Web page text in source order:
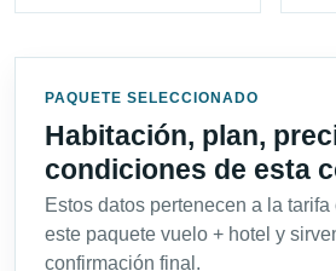
PAQUETE SELECCIONADO
Habitación, plan,
condiciones de esta
Estos datos pertenecen a la
este paquete vuelo + hotel y
confirmación final.